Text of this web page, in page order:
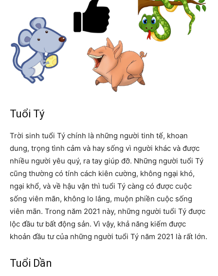
Tuổi Tý
Trời sinh tuổi Tý chính là những người tinh tế, khoan
dung, trọng tình cảm và hay sống vì người khác và được
nhiều người yêu quý, ra tay giúp đỡ. Những người tuổi Tý
cũng thường có tính cách kiên cường, không ngại khó,
ngại khổ, và về hậu vận thì tuổi Tý càng có được cuộc
sống viên mãn, không lo lắng, muộn phiền cuộc sống
viên mãn. Trong năm 2021 này, những người tuổi Tý được
lộc đầu tư bất động sản. Vì vậy, khả năng kiếm được
khoản đầu tư của những người tuổi Tý năm 2021 là rất lớn.
Tuổi Dần